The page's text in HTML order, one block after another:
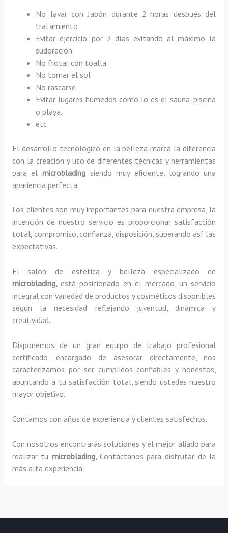
No lavar con Jabón durante 2 horas después del
tratamiento
Evitar ejercicio por 2 días evitando al máximo la
sudoración
No frotar con toalla
No tomar el sol
No rascarse
Evitar lugares húmedos como lo es el sauna, piscina
o playa.
etc
El desarrollo tecnológico en la belleza marca la diferencia
con la creación y uso de diferentes técnicas y herramientas
para elmicroblading siendo muy eficiente, logrando una
apariencia perfecta.
Los clientes son muy importantes para nuestra empresa, la
intención de nuestro servicio es proporcionar satisfacción
total, compromiso, confianza, disposición, superando así las
expectativas.
El salón de estética y belleza especializado en
microblading,está posicionado en el mercado, un servicio
integral con variedad de productos y cosméticos disponibles
según la necesidad reflejando juventud, dinámica y
creatividad.
Disponemos de un gran equipo de trabajo profesional
certificado, encargado de asesorar directamente, nos
caracterizamos por ser cumplidos confiables y honestos,
apuntando a tu satisfacción total, siendo ustedes nuestro
mayor objetivo.
Contamos con años de experiencia y clientes satisfechos.
Con nosotros encontrarás soluciones y el mejor aliado para
realizar tumicroblading, Contáctanos para disfrutar de la
más alta experiencia.